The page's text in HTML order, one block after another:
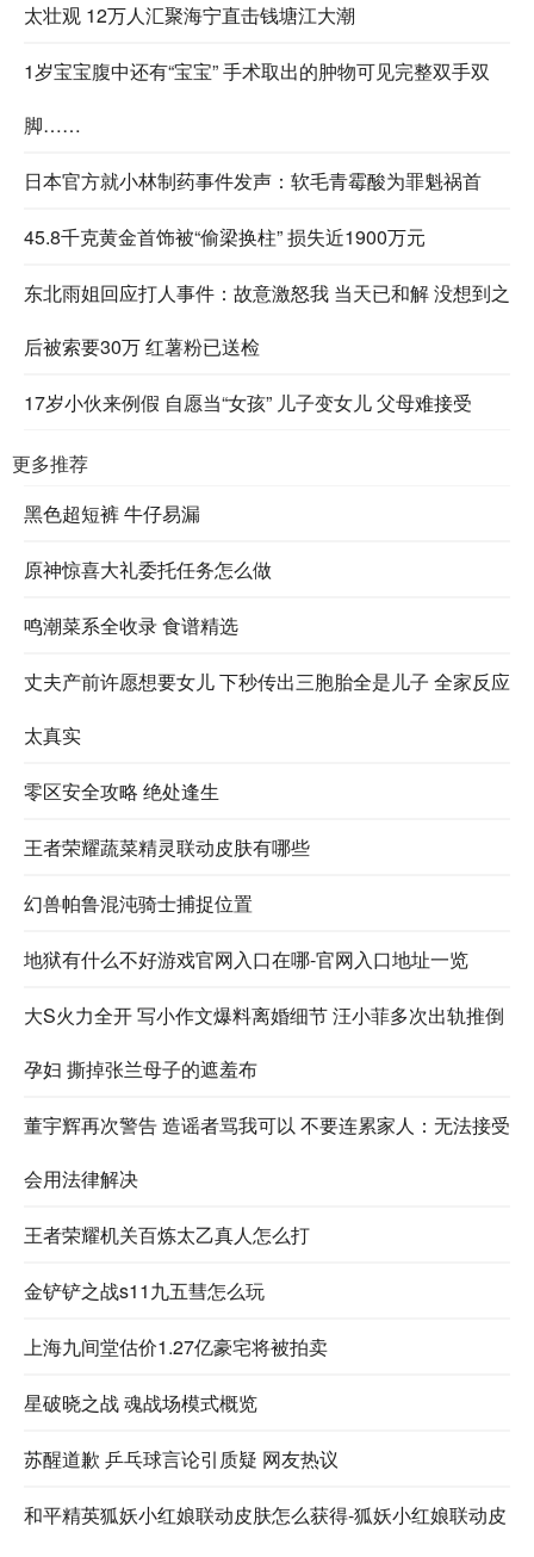
太壮观 12万人汇聚海宁直击钱塘江大潮
1岁宝宝腹中还有“宝宝” 手术取出的肿物可见完整双手双
脚……
日本官方就小林制药事件发声：软毛青霉酸为罪魁祸首
45.8千克黄金首饰被“偷梁换柱” 损失近1900万元
东北雨姐回应打人事件：故意激怒我 当天已和解 没想到之
后被索要30万 红薯粉已送检
17岁小伙来例假 自愿当“女孩” 儿子变女儿 父母难接受
更多推荐
黑色超短裤 牛仔易漏
原神惊喜大礼委托任务怎么做
鸣潮菜系全收录 食谱精选
丈夫产前许愿想要女儿 下秒传出三胞胎全是儿子 全家反应
太真实
零区安全攻略 绝处逢生
王者荣耀蔬菜精灵联动皮肤有哪些
幻兽帕鲁混沌骑士捕捉位置
地狱有什么不好游戏官网入口在哪-官网入口地址一览
大S火力全开 写小作文爆料离婚细节 汪小菲多次出轨推倒
孕妇 撕掉张兰母子的遮羞布
董宇辉再次警告 造谣者骂我可以 不要连累家人：无法接受
会用法律解决
王者荣耀机关百炼太乙真人怎么打
金铲铲之战s11九五彗怎么玩
上海九间堂估价1.27亿豪宅将被拍卖
星破晓之战 魂战场模式概览
苏醒道歉 乒乓球言论引质疑 网友热议
和平精英狐妖小红娘联动皮肤怎么获得-狐妖小红娘联动皮